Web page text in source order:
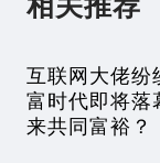
互联网大佬纷
富时代即将落
来共同富裕？